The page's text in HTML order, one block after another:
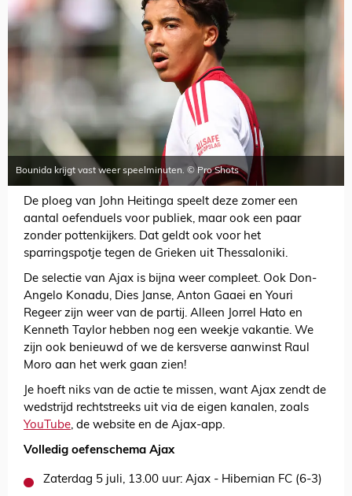
Bounida krijgt vast weer speelminuten. © Pro Shots
De ploeg van John Heitinga speelt deze zomer een
aantal oefenduels voor publiek, maar ook een paar
zonder pottenkijkers. Dat geldt ook voor het
sparringspotje tegen de Grieken uit Thessaloniki.
De selectie van Ajax is bijna weer compleet. Ook Don-
Angelo Konadu, Dies Janse, Anton Gaaei en Youri
Regeer zijn weer van de partij. Alleen Jorrel Hato en
Kenneth Taylor hebben nog een weekje vakantie. We
zijn ook benieuwd of we de kersverse aanwinst Raul
Moro aan het werk gaan zien!
Je hoeft niks van de actie te missen, want Ajax zendt de
wedstrijd rechtstreeks uit via de eigen kanalen, zoals
YouTube, de website en de Ajax-app.
Volledig oefenschema Ajax
Zaterdag 5 juli, 13.00 uur: Ajax - Hibernian FC (6-3)